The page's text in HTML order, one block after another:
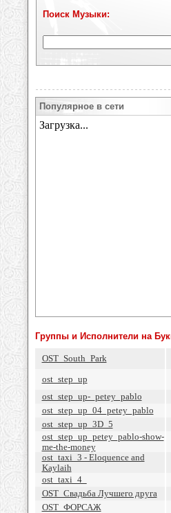
Поиск Музыки:
Популярное в сети
Группы и Исполнители на
OST_South_Park
ost_step_up
ost_step_up-_petey_pablo
ost_step_up_04_petey_pablo
ost_step_up_3D_5
ost_step_up_petey_pablo-show-
me-the-money
ost_taxi_3 - Eloquence and
Kaylaih
ost_taxi_4_
OST_Свадьба Лучшего друга
OST_ФОРСАЖ